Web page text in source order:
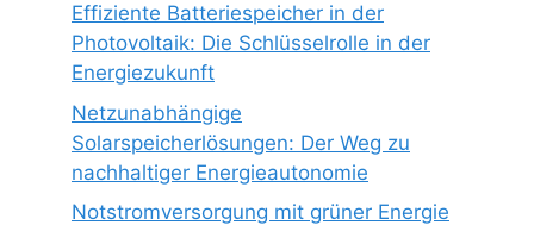
Effiziente Batteriespeicher in der
Photovoltaik: Die Schlüsselrolle in der
Energiezukunft
Netzunabhängige
Solarspeicherlösungen: Der Weg zu
nachhaltiger Energieautonomie
Notstromversorgung mit grüner Energie